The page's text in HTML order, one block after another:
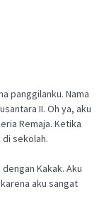
panggilanku. Nama
II. Oh ya, aku
Remaja. Ketika
sekolah.
Kakak. Aku
aku sangat